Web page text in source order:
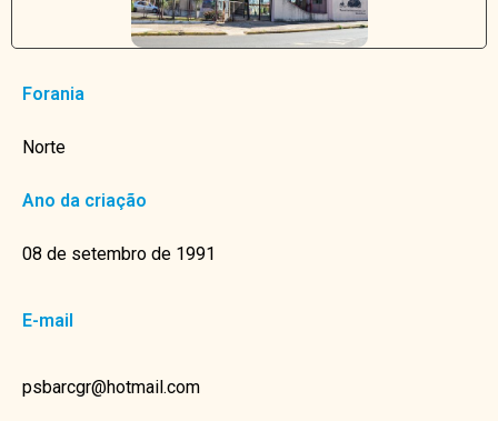
Forania
Norte
Ano da criação
08 de setembro de 1991
E-mail
psbarcgr@hotmail.com